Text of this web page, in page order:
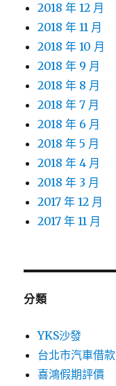
2018 年 12 月
2018 年 11 月
2018 年 10 月
2018 年 9 月
2018 年 8 月
2018 年 7 月
2018 年 6 月
2018 年 5 月
2018 年 4 月
2018 年 3 月
2017 年 12 月
2017 年 11 月
分類
YKS沙發
台北市汽車借款
喜鴻假期評價